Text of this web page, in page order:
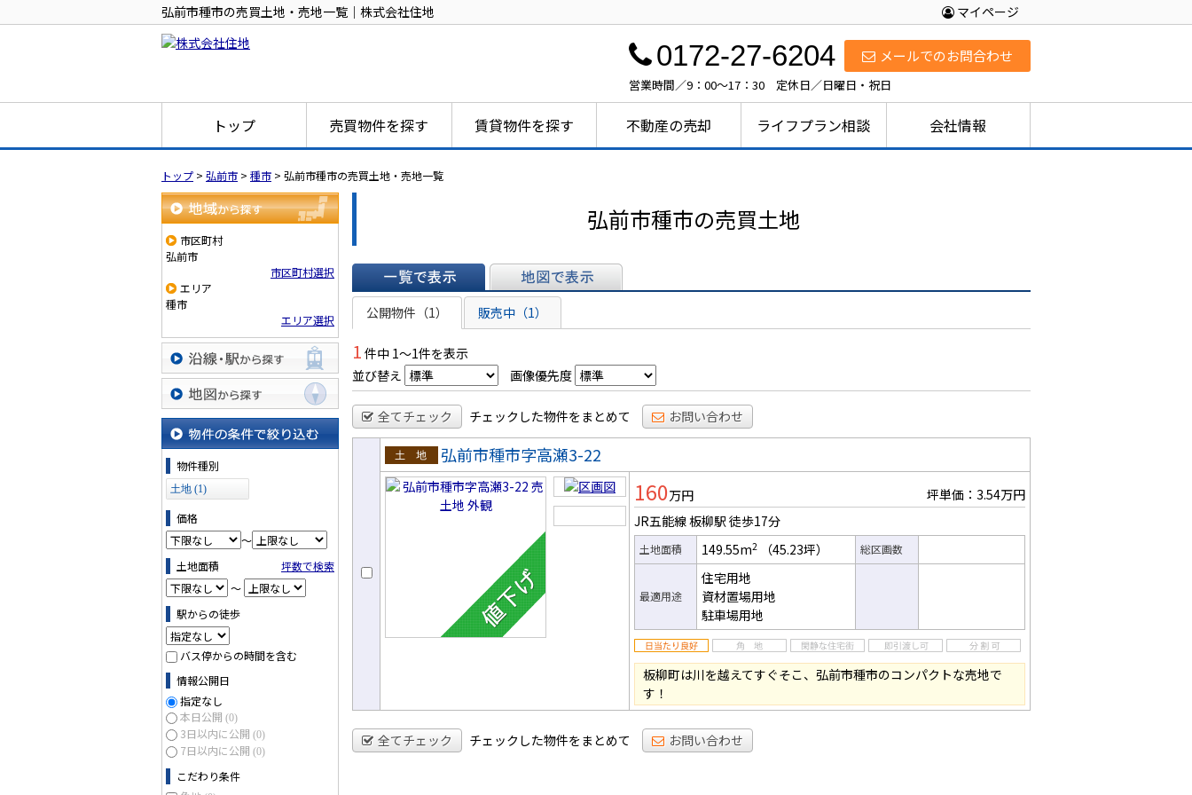
弘前市種市の売買土地・売地一覧｜株式会社住地 マイページ
メールでのお問合わせ
0172-27-6204
営業時間／9：00～17：30 定休日／日曜日・祝日
トップ 売買物件を探す 賃貸物件を探す 不動産の売却 ライフプラン相談 会社情報
トップ > 弘前市 > 種市 > 弘前市種市の売買土地・売地一覧
地域から探す
市区町村
弘前市
市区町村選択
エリア
種市
エリア選択
沿線・駅から探す
地図から探す
物件の条件で絞り込む
物件種別
土地 (1)
価格
～
土地面積
坪数で検索
～
駅からの徒歩
バス停からの時間を含む
情報公開日
指定なし
本日公開 (0)
3日以内に公開 (0)
7日以内に公開 (0)
こだわり条件
弘前市種市の売買土地
一覧で表示 地図で表示
公開物件（1） 販売中（1）
1 件中 1～1件を表示
並び替え
画像優先度
全てチェック チェックした物件をまとめて お問い合わせ
売土地
弘前市種市字高瀬3-22
160万円
坪単価：3.54万円
JR五能線 板柳駅 徒歩17分
土地面積 149.55m2 （45.23坪） 総区画数
最適用途
住宅用地
資材置場用地
駐車場用地
板柳町は川を越えてすぐそこ、弘前市種市のコンパクトな売地で
す！
全てチェック チェックした物件をまとめて お問い合わせ